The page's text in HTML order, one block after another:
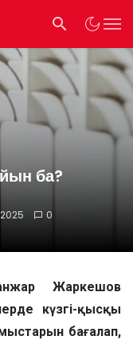
ба?
0
Жаркешов
күзгі-қысқы
бағалап,